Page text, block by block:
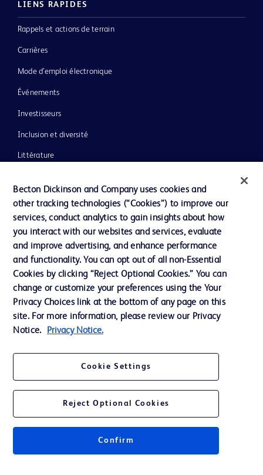
LIENS RAPIDES
Rappels et actions de terrain
Carrières
Mode d’emploi électronique
Événements
Investisseurs
Inclusion et diversité
Littérature
Notre entreprise
Éthique et conformité
Assistance
Nous contacter
Préférences en matière de cookies
Confidentialité
Accessibilité du site Web
© 2026 BD. Tous droits réservés. BD et le logo de BD sont des marques
Becton Dickinson and Company uses cookies and
other tracking technologies (“Cookies”) to improve our
services, conduct analytics to gain insights about how
you interact with our websites and services, evaluate
and improve advertising, and enhance performance
and functionality. You can opt out of all non-Essential
Cookies by clicking “Reject Optional Cookies.” You can
change or customize your preferences using the Your
Privacy Choices link at the bottom of any page on this
site. For more information, please review our Privacy
Notice.
Privacy Notice.
Cookie Settings
Reject Optional Cookies
Confirm